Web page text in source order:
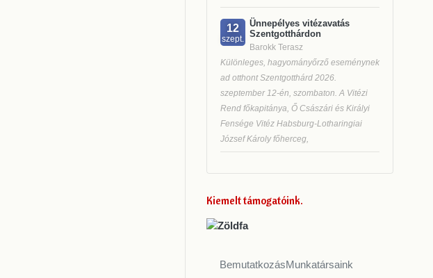
12
szept.
Ünnepélyes vitézavatás
Szentgotthárdon
Barokk Terasz
Különleges, hagyományőrző eseménynek
ad otthont Szentgotthárd 2026.
szeptember 12-én, szombaton. A Vitézi
Rend főkapitánya, Ő Császári és Királyi
Fensége Vitéz Habsburg-Lotharingiai
József Károly főherceg,
Kiemelt támogatóink
BemutatkozásMunkatársaink